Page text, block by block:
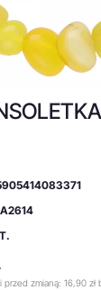
A2614
przed zmianą: 16,90 zł